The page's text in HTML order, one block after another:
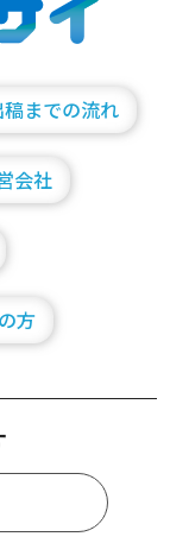
稿までの流れ
会社
方